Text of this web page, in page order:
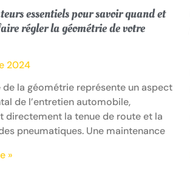
essentiels pour savoir quand et
régler la géométrie de votre
2024
de la géométrie représente un aspect
de l’entretien automobile,
directement la tenue de route et la
pneumatiques. Une maintenance
»